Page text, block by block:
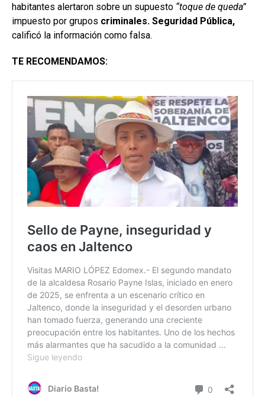
habitantes alertaron sobre un supuesto “toque de queda”
impuesto por grupos criminales. Seguridad Pública,
calificó la información como falsa.
TE RECOMENDAMOS: